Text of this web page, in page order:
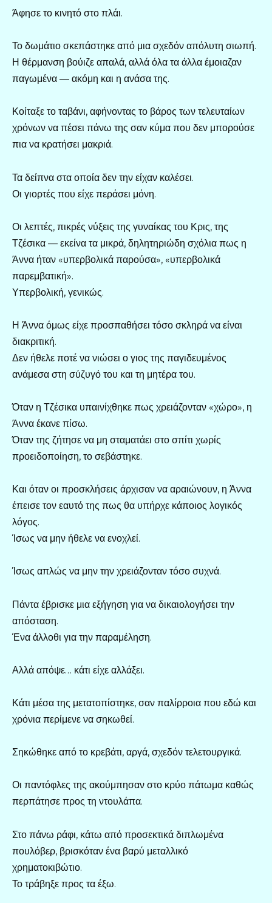
Άφησε το κινητό στο πλάι.
Το δωμάτιο σκεπάστηκε από μια σχεδόν απόλυτη σιωπή.
Η θέρμανση βούιζε απαλά, αλλά όλα τα άλλα έμοιαζαν
παγωμένα — ακόμη και η ανάσα της.
Κοίταξε το ταβάνι, αφήνοντας το βάρος των τελευταίων
χρόνων να πέσει πάνω της σαν κύμα που δεν μπορούσε
πια να κρατήσει μακριά.
Τα δείπνα στα οποία δεν την είχαν καλέσει.
Οι γιορτές που είχε περάσει μόνη.
Οι λεπτές, πικρές νύξεις της γυναίκας του Κρις, της
Τζέσικα — εκείνα τα μικρά, δηλητηριώδη σχόλια πως η
Άννα ήταν «υπερβολικά παρούσα», «υπερβολικά
παρεμβατική».
Υπερβολική, γενικώς.
Η Άννα όμως είχε προσπαθήσει τόσο σκληρά να είναι
διακριτική.
Δεν ήθελε ποτέ να νιώσει ο γιος της παγιδευμένος
ανάμεσα στη σύζυγό του και τη μητέρα του.
Όταν η Τζέσικα υπαινίχθηκε πως χρειάζονταν «χώρο», η
Άννα έκανε πίσω.
Όταν της ζήτησε να μη σταματάει στο σπίτι χωρίς
προειδοποίηση, το σεβάστηκε.
Και όταν οι προσκλήσεις άρχισαν να αραιώνουν, η Άννα
έπεισε τον εαυτό της πως θα υπήρχε κάποιος λογικός
λόγος.
Ίσως να μην ήθελε να ενοχλεί.
Ίσως απλώς να μην την χρειάζονταν τόσο συχνά.
Πάντα έβρισκε μια εξήγηση για να δικαιολογήσει την
απόσταση.
Ένα άλλοθι για την παραμέληση.
Αλλά απόψε… κάτι είχε αλλάξει.
Κάτι μέσα της μετατοπίστηκε, σαν παλίρροια που εδώ και
χρόνια περίμενε να σηκωθεί.
Σηκώθηκε από το κρεβάτι, αργά, σχεδόν τελετουργικά.
Οι παντόφλες της ακούμπησαν στο κρύο πάτωμα καθώς
περπάτησε προς τη ντουλάπα.
Στο πάνω ράφι, κάτω από προσεκτικά διπλωμένα
πουλόβερ, βρισκόταν ένα βαρύ μεταλλικό
χρηματοκιβώτιο.
Το τράβηξε προς τα έξω.